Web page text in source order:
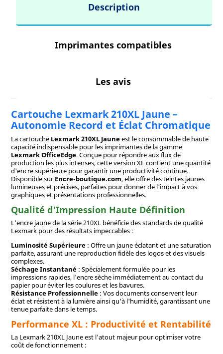
Description
Imprimantes compatibles
Les avis
Cartouche Lexmark 210XL Jaune –
Autonomie Record et Éclat Chromatique
La cartouche Lexmark 210XL Jauneest le consommable de haute
capacité indispensable pour les imprimantes de la gamme
Lexmark OfficeEdge. Conçue pour répondre aux flux de
production les plus intenses, cette version XL contient une quantité
d'encre supérieure pour garantir une productivité continue.
Disponible surEncre-boutique.com, elle offre des teintes jaunes
lumineuses et précises, parfaites pour donner de l'impact à vos
graphiques et présentations professionnelles.
Qualité d'Impression Haute Définition
L'encre jaune de la série 210XL bénéficie des standards de qualité
Lexmark pour des résultats impeccables :
Luminosité Supérieure: Offre un jaune éclatant et une saturation
parfaite, assurant une reproduction fidèle des logos et des visuels
complexes.
Séchage Instantané: Spécialement formulée pour les
impressions rapides, l'encre sèche immédiatement au contact du
papier pour éviter les coulures et les bavures.
Résistance Professionnelle: Vos documents conservent leur
éclat et résistent à la lumière ainsi qu'à l'humidité, garantissant une
tenue parfaite dans le temps.
Performance XL : Productivité et Rentabilité
La Lexmark 210XL Jaune est l'atout majeur pour optimiser votre
coût de fonctionnement :